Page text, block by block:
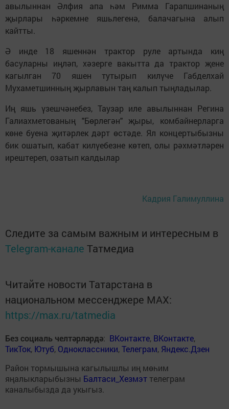
авылыннан Әлфия апа һәм Римма Гарапшинаның
җырлары һәркемне яшьлегенә, балачагына алып
кайтты.
Ә инде 18 яшеннән трактор руле артында киң
басуларны иңләп, хәзерге вакытта да трактор җене
кагылган 70 яшен тутырып килүче Габделхай
Мухаметшинның җырлавын таң калып тыңладылар.
Иң яшь үзешчәнебез, Таузар иле авылыннан Регина
Галиахметованың "Бөрлегән" җыры, комбайнерларга
көне буена җитәрлек дәрт өстәде. Ял концертыбызны
бик ошатып, кабат килүебезне көтеп, олы рәхмәтләрен
ирештереп, озатып калдылар
Кадрия Галимуллина
Следите за самым важным и интересным в
Telegram-канале Татмедиа
Читайте новости Татарстана в
национальном мессенджере MАХ:
https://max.ru/tatmedia
Без социаль челтәрләрдә: ВКонтакте, ВКонтакте,
ТикТок, Ютуб, Одноклассники,Телеграм, Яндекс.Дзен
Район тормышына кагылышлы иң мөһим
яңалыкларыбызны Балтаси_Хезмэт телеграм
каналыбызда да укыгыз.